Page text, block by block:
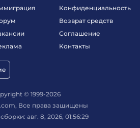
Конфиденциальность
Возврат средств
Соглашение
Контакты
© 1999-2026
Все права защищены
авг. 8, 2026, 01:56:29